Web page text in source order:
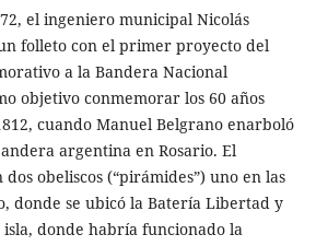
el ingeniero municipal Nicolás
folleto con el primer proyecto del
a la Bandera Nacional
objetivo conmemorar los 60 años
cuando Manuel Belgrano enarboló
argentina en Rosario. El
obeliscos (“pirámides”) uno en las
donde se ubicó la Batería Libertad y
donde habría funcionado la